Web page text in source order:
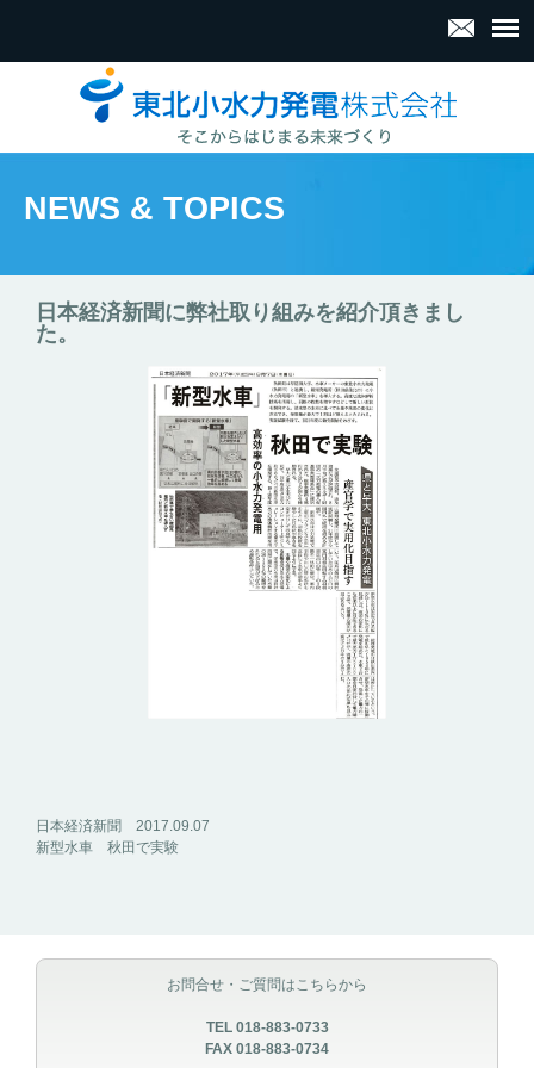
NEWS & TOPICS
日本経済新聞に弊社取り組みを紹介頂きまし
た。
日本経済新聞 2017.09.07
新型水車 秋田で実験
お問合せ・ご質問はこちらから
TEL 018-883-0733
FAX 018-883-0734